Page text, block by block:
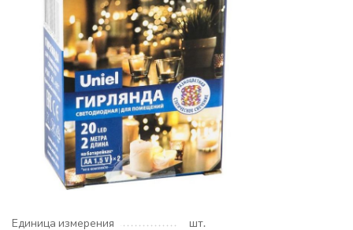
Единица измерения
шт.